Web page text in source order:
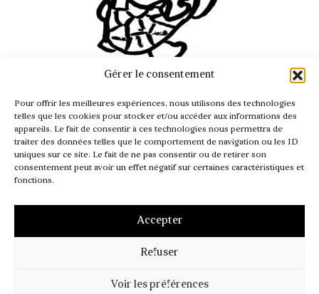
Gérer le consentement
Pour offrir les meilleures expériences, nous utilisons des technologies
telles que les cookies pour stocker et/ou accéder aux informations des
appareils. Le fait de consentir à ces technologies nous permettra de
traiter des données telles que le comportement de navigation ou les ID
uniques sur ce site. Le fait de ne pas consentir ou de retirer son
consentement peut avoir un effet négatif sur certaines caractéristiques et
fonctions.
Accepter
Refuser
Voir les préférences
@REVUEPASSAGER
MENTIONS LÉGALES
POLITIQUE DE COOKIES (UE)